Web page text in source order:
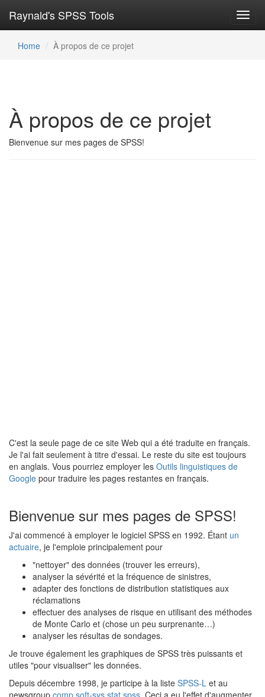
Raynald's SPSS Tools
Home À propos de ce projet
À propos de ce projet
Bienvenue sur mes pages de SPSS!
C'est la seule page de ce site Web qui a été traduite en français.
Je l'ai fait seulement à titre d'essai. Le reste du site est toujours
en anglais. Vous pourriez employer les Outils linguistiques de
Google pour traduire les pages restantes en français.
Bienvenue sur mes pages de SPSS!
J'ai commencé à employer le logiciel SPSS en 1992. Étant un
actuaire, je l'emploie principalement pour
"nettoyer" des données (trouver les erreurs),
analyser la sévérité et la fréquence de sinistres,
adapter des fonctions de distribution statistiques aux
réclamations
effectuer des analyses de risque en utilisant des méthodes
de Monte Carlo et (chose un peu surprenante…)
analyser les résultas de sondages.
Je trouve également les graphiques de SPSS très puissants et
utiles "pour visualiser" les données.
Depuis décembre 1998, je participe à la liste SPSS-L et au
newsgroup comp.soft-sys.stat.spss. Ceci a eu l'effet d'augmenter